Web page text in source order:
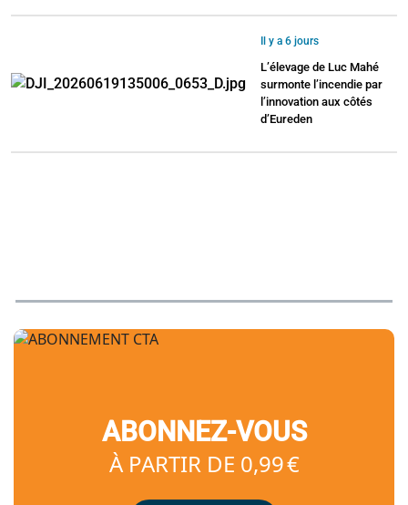
Il y a 6 jours
L’élevage de Luc Mahé
surmonte l’incendie par
l’innovation aux côtés
d’Eureden
ABONNEZ-VOUS
À PARTIR DE 0,99 €